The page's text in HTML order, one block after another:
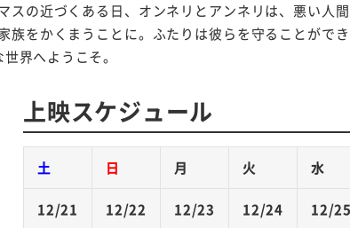
スの近づくある日、オンネリとアンネリは、悪い人
族をかくまうことに。ふたりは彼らを守ることがで
界へようこそ。
上映スケジュール
土 日 月 火 水
12/21 12/22 12/23 12/24 12/25